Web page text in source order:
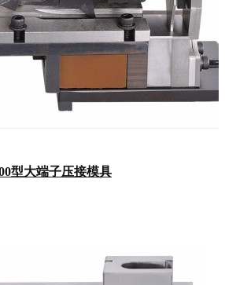
型大端子压接模具